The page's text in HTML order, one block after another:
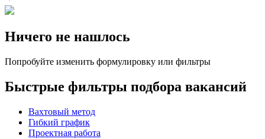
Ничего не нашлось
Попробуйте изменить формулировку или фильтры
Быстрые фильтры подбора вакансий
Вахтовый метод
Гибкий график
Проектная работа